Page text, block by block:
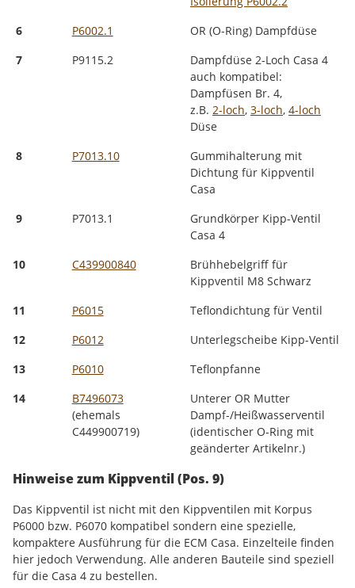
6
P6002.1
OR (O-Ring) Dampfdüse
7
P9115.2
Dampfdüse 2-Loch Casa 4
auch kompatibel:
Dampfüsen Br. 4,
z.B. 2-loch, 3-loch, 4-loch
Düse
8
P7013.10
Gummihalterung mit
Dichtung für Kippventil
Casa
9
P7013.1
Grundkörper Kipp-Ventil
Casa 4
10
C439900840
Brühhebelgriff für
Kippventil M8 Schwarz
11
P6015
Teflondichtung für Ventil
12
P6012
Unterlegscheibe Kipp-Ventil
13
P6010
Teflonpfanne
14
B7496073
(ehemals
C449900719)
Unterer OR Mutter
Dampf-/Heißwasserventil
(identischer O-Ring mit
geänderter Artikelnr.)
Hinweise zum Kippventil (Pos. 9)
Das Kippventil ist nicht mit den Kippventilen mit Korpus
P6000 bzw. P6070 kompatibel sondern eine spezielle,
kompaktere Ausführung für die ECM Casa. Einzelteile finden
hier jedoch Verwendung. Alle anderen Bauteile sind speziell
für die Casa 4 zu bestellen.